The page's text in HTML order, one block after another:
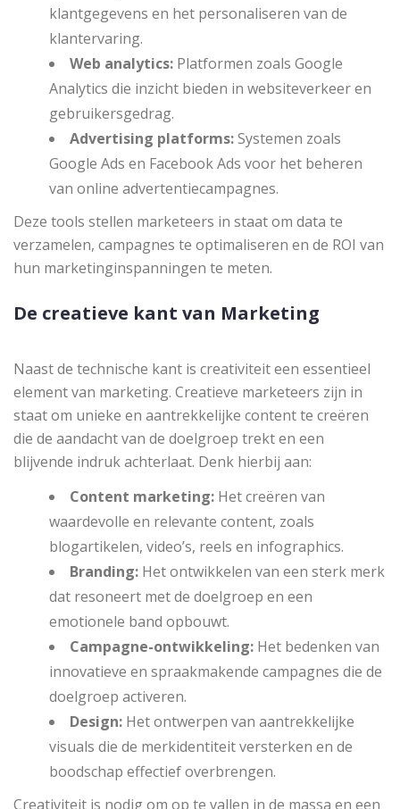
klantgegevens en het personaliseren van de
klantervaring.
Web analytics: Platformen zoals Google
Analytics die inzicht bieden in websiteverkeer en
gebruikersgedrag.
Advertising platforms:Systemen zoals
Google Ads en Facebook Ads voor het beheren
van online advertentiecampagnes.
Deze tools stellen marketeers in staat om data te
verzamelen, campagnes te optimaliseren en de ROI van
hun marketinginspanningen te meten.
De creatieve kant van Marketing
Naast de technische kant is creativiteit een essentieel
element van marketing. Creatieve marketeers zijn in
staat om unieke en aantrekkelijke content te creëren
die de aandacht van de doelgroep trekt en een
blijvende indruk achterlaat. Denk hierbij aan:
Content marketing: Het creëren van
waardevolle en relevante content, zoals
blogartikelen, video’s, reels en infographics.
Branding: Het ontwikkelen van een sterk merk
dat resoneert met de doelgroep en een
emotionele band opbouwt.
Campagne-ontwikkeling: Het bedenken van
innovatieve en spraakmakende campagnes die de
doelgroep activeren.
Design: Het ontwerpen van aantrekkelijke
visuals die de merkidentiteit versterken en de
boodschap effectief overbrengen.
Creativiteit is nodig om op te vallen in de massa en een